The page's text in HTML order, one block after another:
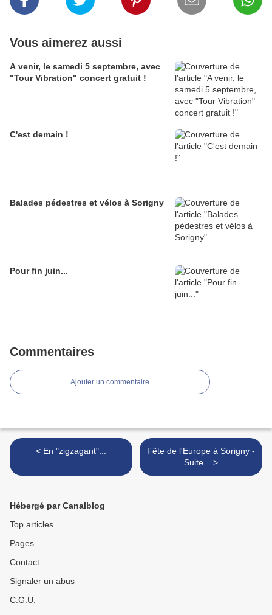
Vous aimerez aussi
A venir, le samedi 5 septembre, avec
"Tour Vibration" concert gratuit !
C'est demain !
Balades pédestres et vélos à Sorigny
Pour fin juin...
Commentaires
Ajouter un commentaire
< En "zigzagant"...
Fête de l'Europe à Sorigny -
Suite... >
Hébergé par Canalblog
Top articles
Pages
Contact
Signaler un abus
C.G.U.